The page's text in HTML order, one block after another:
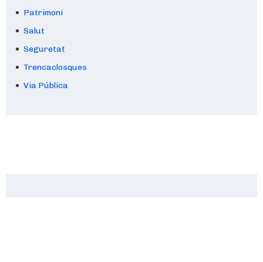
Patrimoni
Salut
Seguretat
Trencaclosques
Via Pública